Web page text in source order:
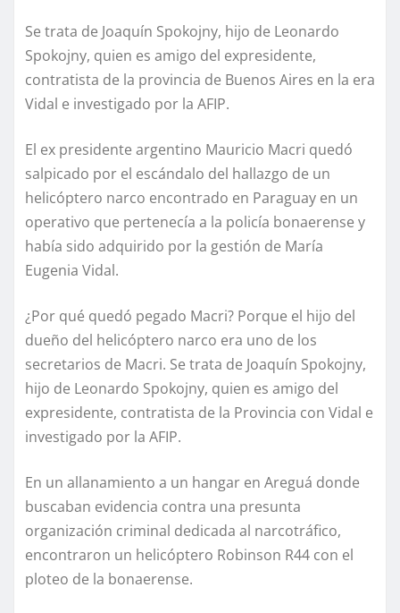
Se trata de Joaquín Spokojny, hijo de Leonardo
Spokojny, quien es amigo del expresidente,
contratista de la provincia de Buenos Aires en la era
Vidal e investigado por la AFIP.
El ex presidente argentino Mauricio Macri quedó
salpicado por el escándalo del hallazgo de un
helicóptero narco encontrado en Paraguay en un
operativo que pertenecía a la policía bonaerense y
había sido adquirido por la gestión de María
Eugenia Vidal.
¿Por qué quedó pegado Macri? Porque el hijo del
dueño del helicóptero narco era uno de los
secretarios de Macri. Se trata de Joaquín Spokojny,
hijo de Leonardo Spokojny, quien es amigo del
expresidente, contratista de la Provincia con Vidal e
investigado por la AFIP.
En un allanamiento a un hangar en Areguá donde
buscaban evidencia contra una presunta
organización criminal dedicada al narcotráfico,
encontraron un helicóptero Robinson R44 con el
ploteo de la bonaerense.